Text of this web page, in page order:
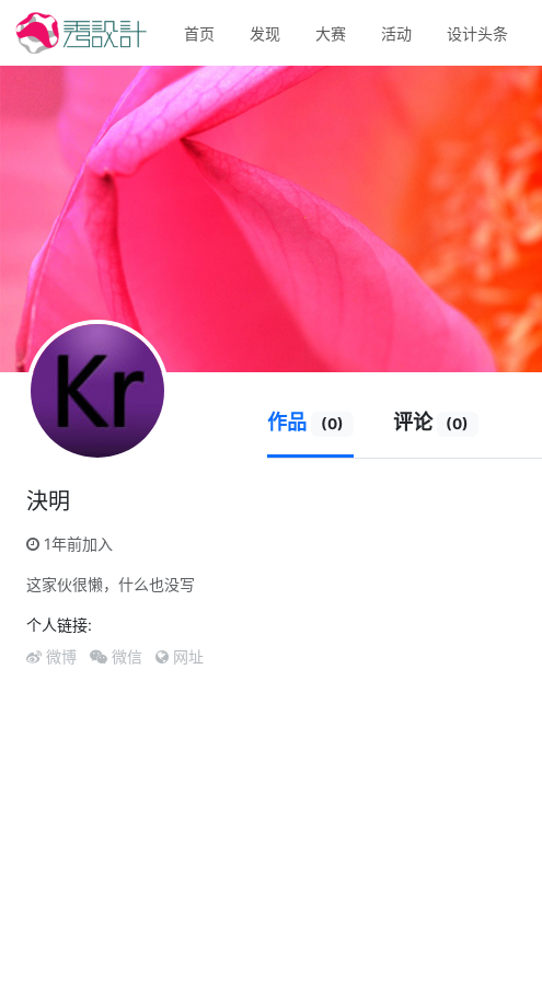
首页 发现 大赛 活动 设计头条
決明
1年前加入
这家伙很懒，什么也没写
个人链接:
微博 微信 网址
作品 (0) 评论 (0)